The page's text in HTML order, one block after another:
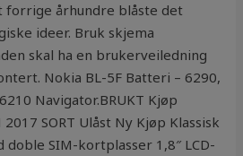
forrige århundre blåste det
ideer. Bruk skjema
skal ha en brukerveiledning
Nokia BL-5F Batteri – 6290,
Navigator.BRUKT Kjøp
SORT Ulåst Ny Kjøp Klassisk
SIM-kortplasser 1,8″ LCD-